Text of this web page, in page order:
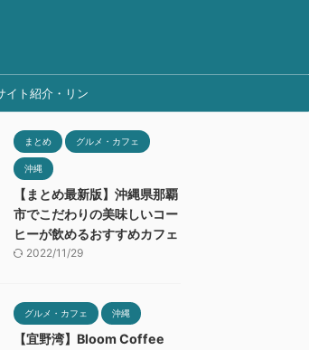
イト紹介・リン
ク集
まとめ グルメ・カフェ
沖縄
【まとめ最新版】沖縄県那覇
市でこだわりの美味しいコー
ヒーが飲めるおすすめカフェ
2022/11/29
グルメ・カフェ 沖縄
【宜野湾】Bloom Coffee